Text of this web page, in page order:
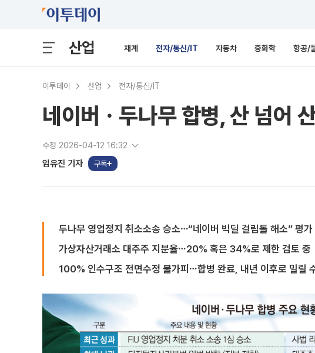
산업 재계 전자/통신/IT 자동차 중화학 항공/
이투데이 산업 전자/통신/IT
네이버ㆍ두나무 합병, 산 넘어
수정 2026-04-12 16:32
임유진 기자 구독
두나무 영업정지 취소소송 승소⋯“네이버 빅딜 걸림돌 해소” 평가
가상자산거래소 대주주 지분율⋯20% 혹은 34%로 제한 검토 중
100% 인수구조 전면수정 불가피⋯합병 완료, 내년 이후로 밀릴